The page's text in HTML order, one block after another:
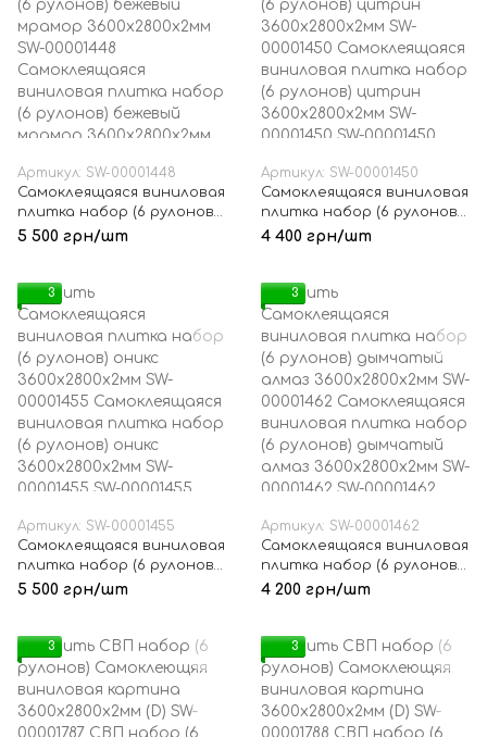
Артикул: SW-00001448
Самоклеящаяся виниловая
плитка набор (6 рулонов)
бежевый мрамор
5 500 грн/шт
Артикул: SW-00001450
Самоклеящаяся виниловая
плитка набор (6 рулонов)
цитрин 3600х2800х2мм
4 400 грн/шт
3
Артикул: SW-00001455
Самоклеящаяся виниловая
плитка набор (6 рулонов)
оникс 3600х2800х2мм SW-
5 500 грн/шт
3
Артикул: SW-00001462
Самоклеящаяся виниловая
плитка набор (6 рулонов)
дымчатый алмаз
4 200 грн/шт
3 3